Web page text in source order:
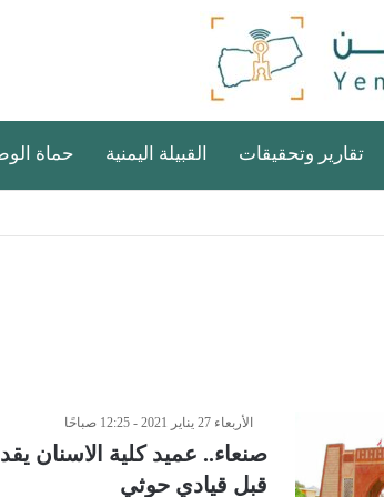
تقارير وتحقيقات القبيلة اليمنية حماة
الأربعاء 27 يناير 2021 - 12:25 صباحًا
صنعاء.. عميد كلية الاسنان
قبل قيادي حوثي